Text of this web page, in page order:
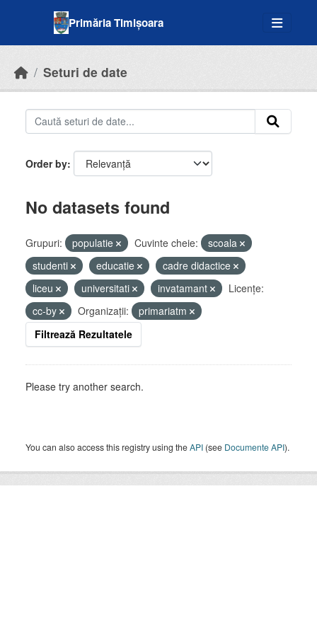
Primăria Timișoara
Seturi de date
Order by
No datasets found
Grupuri: populatie Cuvinte cheie:
scoala
studenti
educatie
cadre didactice
liceu
universitati invatamant
Licenţe:
cc-by
Organizații:
primariatm
Filtrează Rezultatele
Please try another search.
You can also access this registry using theAPI (see Documente API).